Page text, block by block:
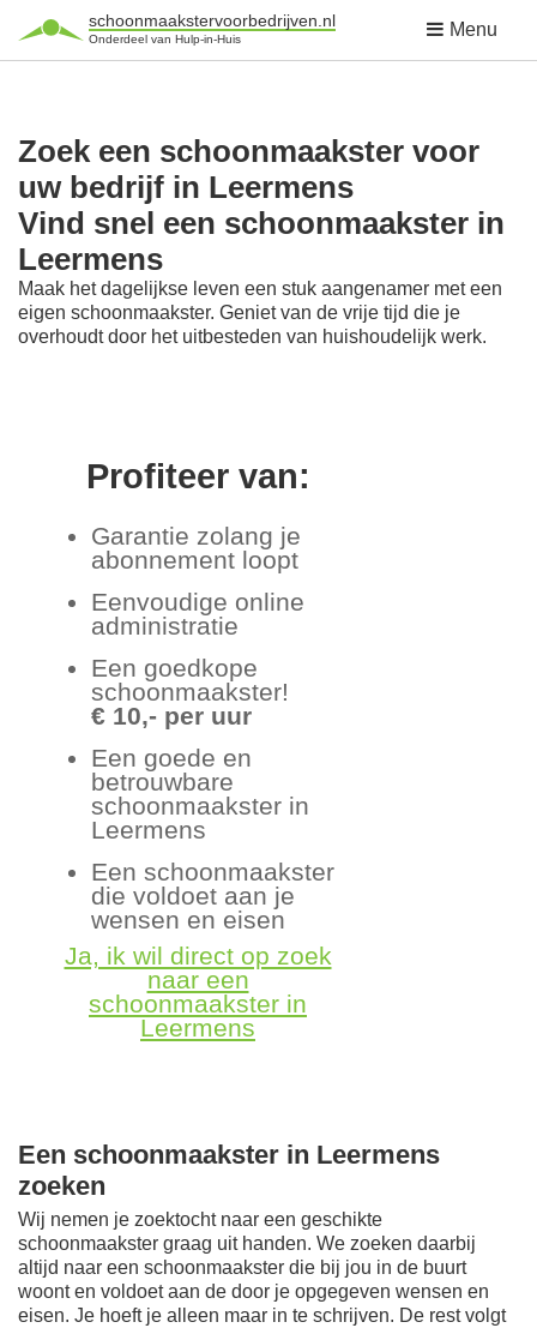
schoonmaakstervoorbedrijven.nl
Onderdeel van Hulp-in-Huis Menu
Zoek een schoonmaakster voor
uw bedrijf in Leermens
Vind snel een schoonmaakster in
Leermens
Maak het dagelijkse leven een stuk aangenamer met een
eigen schoonmaakster. Geniet van de vrije tijd die je
overhoudt door het uitbesteden van huishoudelijk werk.
Profiteer van:
Garantie zolang je
abonnement loopt
Eenvoudige online
administratie
Een goedkope
schoonmaakster!
€ 10,- per uur
Een goede en
betrouwbare
schoonmaakster in
Leermens
Een schoonmaakster
die voldoet aan je
wensen en eisen
Ja, ik wil direct op zoek
naar een
schoonmaakster in
Leermens
Een schoonmaakster in Leermens
zoeken
Wij nemen je zoektocht naar een geschikte
schoonmaakster graag uit handen. We zoeken daarbij
altijd naar een schoonmaakster die bij jou in de buurt
woont en voldoet aan de door je opgegeven wensen en
eisen. Je hoeft je alleen maar in te schrijven. De rest volgt